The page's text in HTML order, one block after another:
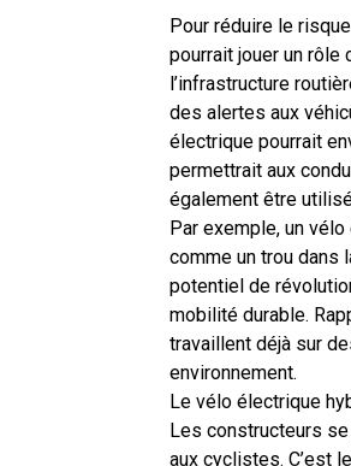
Pour réduire le
pourrait jouer un rôle
l’infrastructure
des alertes aux
électrique pourrait
permettrait aux
également être
Par exemple, un vélo
comme un trou dans
potentiel de
mobilité durable.
travaillent déjà sur
environnement.
Le vélo électrique
Les constructeurs se
aux cyclistes. C’est